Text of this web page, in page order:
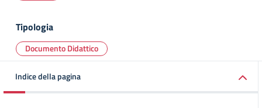
Tipologia
Documento Didattico
Indice della pagina